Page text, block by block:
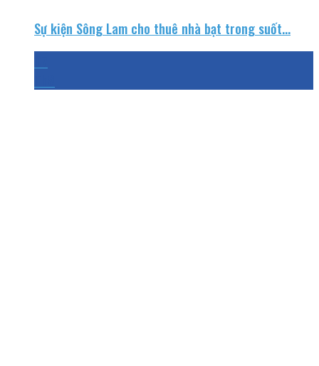
Sự kiện Sông Lam cho thuê nhà bạt trong suốt...